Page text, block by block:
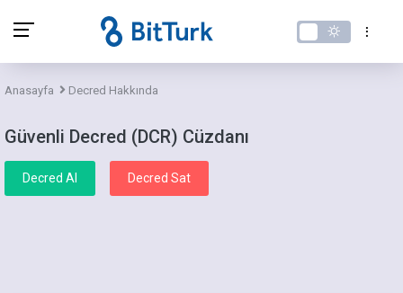
Anasayfa Decred Hakkında
Güvenli Decred (DCR) Cüzdanı
Decred Al Decred Sat